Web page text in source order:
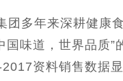
团多年来深耕健康
国味道，世界品质
资料销售数据